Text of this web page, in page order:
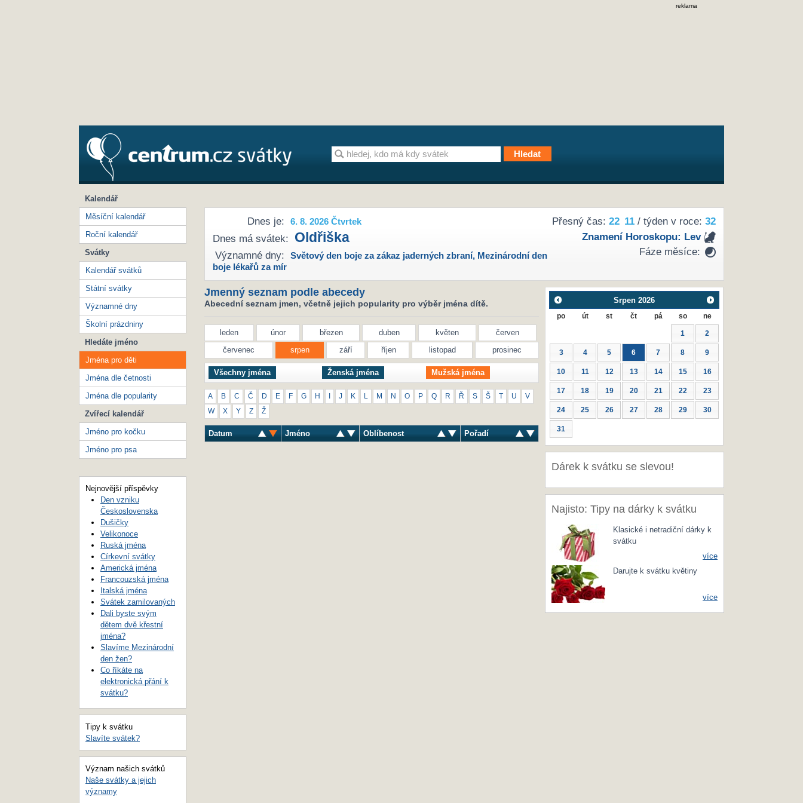
reklama
Přesný čas: 22 11/ týden v roce: 32
Znamení Horoskopu: Lev
Fáze měsíce:
Dnes je: 6. 8. 2026 Čtvrtek
Dnes má svátek: Oldřiška
Významné dny: Světový den boje za zákaz jaderných zbraní, Mezinárodní den
boje lékařů za mír
Jmenný seznam podle abecedy
Abecední seznam jmen, včetně jejich popularity pro výběr jména dítě.
leden únor březen duben květen
červen
červenec
srpen září říjen listopad prosinec
Všechny jména Ženská jména Mužská jména
A B C Č D E F G H J K M N O P Q R Ř S Š T U V
W X Y Z Ž
Datum Jméno Oblíbenost Pořadí
Srpen 2026
po út st čt pá so ne
1 2
3 4 5 6 7 8 9
10 11 12 13 14 15 16
17 18 19 20 21 22 23
24 25 26 27 28 29 30
31
Dárek k svátku se slevou!
Najisto: Tipy na dárky k svátku
Klasické i netradiční dárky k
svátku
více
Darujte k svátku květiny
více
Kalendář
Měsíční kalendář
Roční kalendář
Svátky
Kalendář svátků
Státní svátky
Významné dny
Školní prázdniny
Hledáte jméno
Jména pro děti
Jména dle četnosti
Jména dle popularity
Zvířecí kalendář
Jméno pro kočku
Jméno pro psa
Nejnovější příspěvky
Den vzniku
Československa
Dušičky
Velikonoce
Ruská jména
Církevní svátky
Americká jména
Francouzská jména
Italská jména
Svátek zamilovaných
Dali byste svým
dětem dvě křestní
jména?
Slavíme Mezinárodní
den žen?
Co říkáte na
elektronická přání k
svátku?
Tipy k svátku
Slavíte svátek?
Význam našich svátků
Naše svátky a jejich
významy